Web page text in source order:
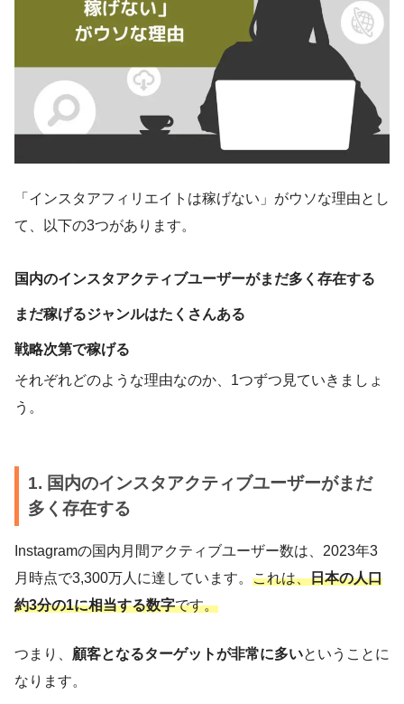
「インスタアフィリエイトは稼げない」がウソな理由とし
て、以下の3つがあります。
国内のインスタアクティブユーザーがまだ多く存在する
まだ稼げるジャンルはたくさんある
戦略次第で稼げる
それぞれどのような理由なのか、1つずつ見ていきましょ
う。
1. 国内のインスタアクティブユーザーがまだ
多く存在する
Instagramの国内月間アクティブユーザー数は、2023年3
月時点で3,300万人に達しています。 これは、日本の人口
約3分の1に相当する数字です。
つまり、 顧客となるターゲットが非常に多いということに
なります。